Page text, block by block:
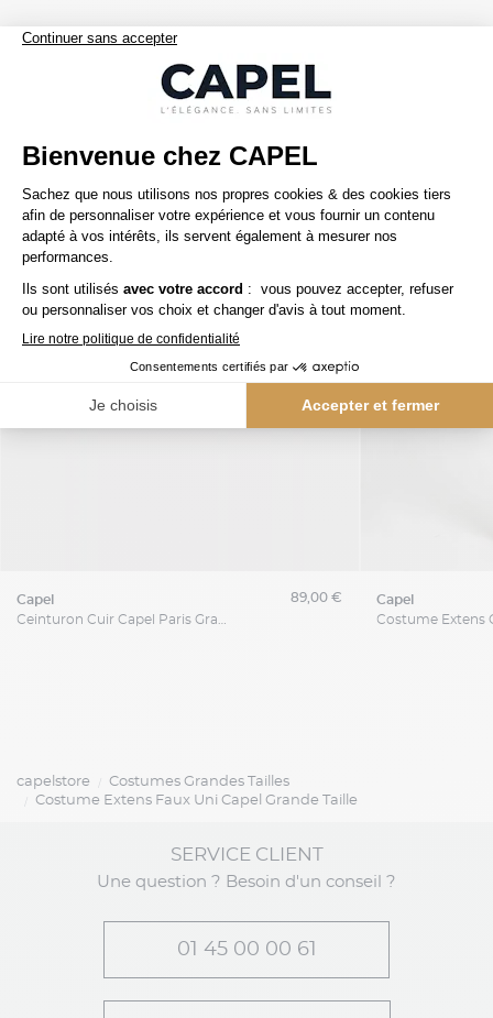
Nos clients aiment aussi
capel
Ceinturon Cuir Capel Paris Grandes Tailles
89,00 € capel
capelstore
Costumes Grandes Tailles
Costume Extens Faux Uni Capel Grande Taille
SERVICE CLIENT
Une question ? Besoin d'un conseil ?
01 45 00 00 61